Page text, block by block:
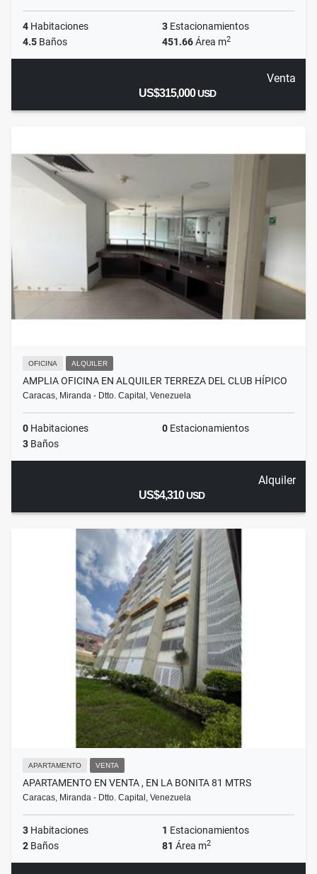
4 Habitaciones 3 Estacionamientos
4.5 Baños 451.66Área m2
Venta
US$315,000USD
OFICINA ALQUILER
AMPLIA OFICINA EN ALQUILER TERREZA DEL CLUB HÍPICO
Caracas, Miranda - Dtto. Capital, Venezuela
0 Habitaciones 0 Estacionamientos
3 Baños
Alquiler
US$4,310USD
APARTAMENTO VENTA
APARTAMENTO EN VENTA , EN LA BONITA 81 MTRS
Caracas, Miranda - Dtto. Capital, Venezuela
3 Habitaciones 1 Estacionamientos
2 Baños 81 Área m2